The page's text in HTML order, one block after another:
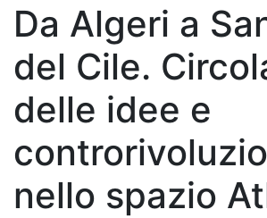
Da Algeri a
del Cile.
delle idee e
nello spazio